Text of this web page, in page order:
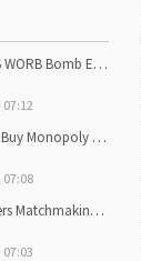
Fast - Grab POE Curren...
Harvest with Looney Tun...
07:08
Stop Failed - Grab Bluep...